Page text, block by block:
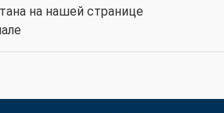
на нашей странице